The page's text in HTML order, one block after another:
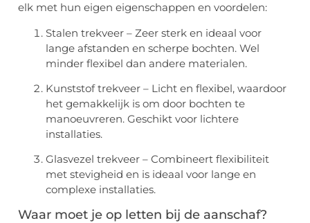
elk met hun eigen eigenschappen en voordelen:
Stalen trekveer – Zeer sterk en ideaal voor
lange afstanden en scherpe bochten. Wel
minder flexibel dan andere materialen.
Kunststof trekveer – Licht en flexibel, waardoor
het gemakkelijk is om door bochten te
manoeuvreren. Geschikt voor lichtere
installaties.
Glasvezel trekveer – Combineert flexibiliteit
met stevigheid en is ideaal voor lange en
complexe installaties.
Waar moet je op letten bij de aanschaf?